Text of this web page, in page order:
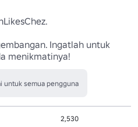
Ingatlah untuk
menikmatinya!
untuk semua pengguna
2,530